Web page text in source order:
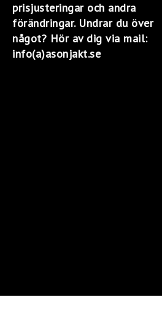
prisjusteringar och andra
förändringar. Undrar du över
något? Hör av dig via mail:
info(a)asonjakt.se